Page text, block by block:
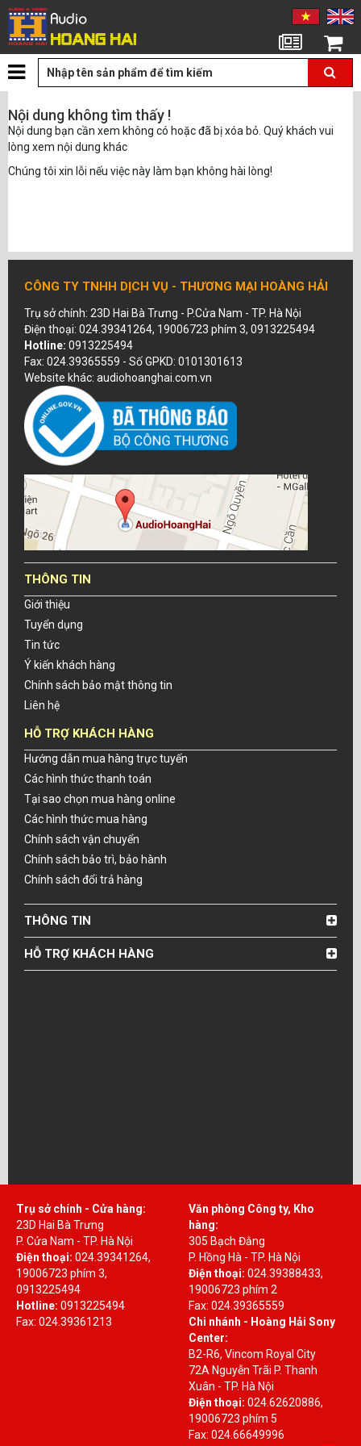
Giỏ hàng
Nội dung không tìm thấy !
Nội dung bạn cần xem không có hoặc đã bị xóa bỏ. Quý khách vui
lòng xem nội dung khác
Chúng tôi xin lỗi nếu việc này làm bạn không hài lòng!
CÔNG TY TNHH DỊCH VỤ - THƯƠNG MẠI HOÀNG HẢI
Trụ sở chính: 23D Hai Bà Trưng - P.Cửa Nam - TP. Hà Nội
Điện thoại: 024.39341264, 19006723 phím 3, 0913225494
Hotline: 0913225494
Fax: 024.39365559 - Số GPKD: 0101301613
Website khác: audiohoanghai.com.vn
THÔNG TIN
Giới thiệu
Tuyển dụng
Tin tức
Ý kiến khách hàng
Chính sách bảo mật thông tin
Liên hệ
HỖ TRỢ KHÁCH HÀNG
Hướng dẫn mua hàng trực tuyến
Các hình thức thanh toán
Tại sao chọn mua hàng online
Các hình thức mua hàng
Chính sách vận chuyển
Chính sách bảo trì, bảo hành
Chính sách đổi trả hàng
THÔNG TIN
HỖ TRỢ KHÁCH HÀNG
Trụ sở chính - Cửa hàng:
23D Hai Bà Trưng
P. Cửa Nam - TP. Hà Nội
Điện thoại: 024.39341264,
19006723 phím 3,
0913225494
Hotline: 0913225494
Fax: 024.39361213
Văn phòng Công ty, Kho
hàng:
305 Bạch Đằng
P. Hồng Hà - TP. Hà Nội
Điện thoại: 024.39388433,
19006723 phím 2
Fax: 024.39365559
Chi nhánh - Hoàng Hải Sony
Center:
B2-R6, Vincom Royal City
72A Nguyễn Trãi P. Thanh
Xuân - TP. Hà Nội
Điện thoại: 024.62620886,
19006723 phím 5
Fax: 024.66649996